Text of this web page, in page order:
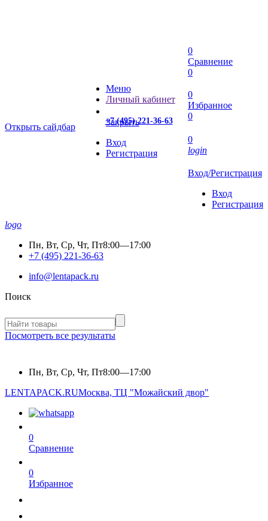
Открыть сайдбар
Меню
Личный кабинет
Закрыть
Вход
Регистрация
0
Сравнение
0
0
Избранное
0
0
+7 (495) 221-36-63
login
Вход/Регистрация
Вход
Регистрация
logo
Пн, Вт, Ср, Чт, Пт8:00—17:00
+7 (495) 221-36-63
info@lentapack.ru
Поиск
Посмотреть все результаты
Пн, Вт, Ср, Чт, Пт8:00—17:00
LENTAPACK.RUМосква, ТЦ "Можайский двор"
0
Сравнение
0
Избранное